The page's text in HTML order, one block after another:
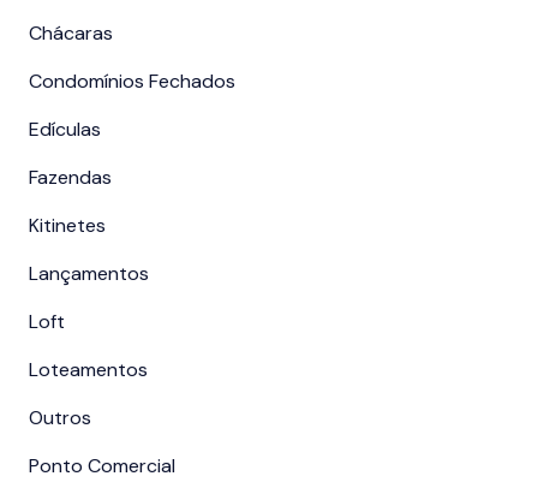
Chácaras
Condomínios Fechados
Edículas
Fazendas
Kitinetes
Lançamentos
Loft
Loteamentos
Outros
Ponto Comercial